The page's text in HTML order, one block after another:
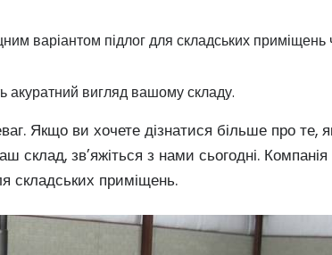
варіантом підлог для складських приміщень
акуратний вигляд вашому складу.
Якщо ви хочете дізнатися більше про те,
склад, зв’яжіться з нами сьогодні.
складських приміщень.